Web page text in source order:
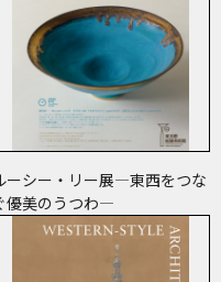
ーシー・リー展―東西をつな
優美のうつわ―